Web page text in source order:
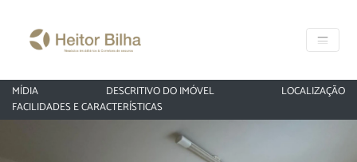
MÍDIA DESCRITIVO DO IMÓVEL
LOCALIZAÇÃO
FACILIDADES E CARACTERÍSTICAS